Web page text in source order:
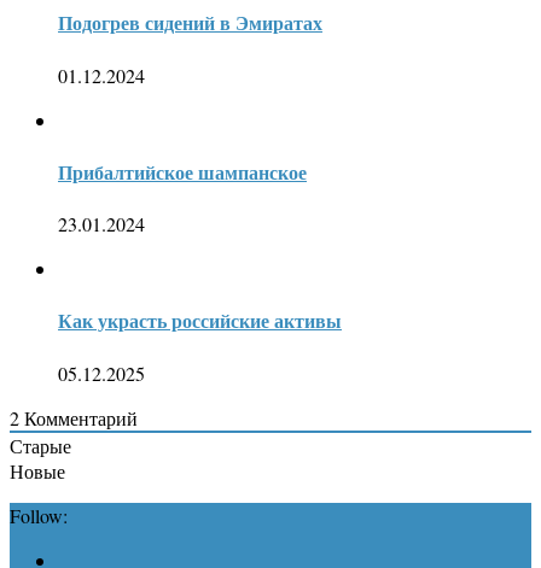
Подогрев сидений в Эмиратах
01.12.2024
Прибалтийское шампанское
23.01.2024
Как украсть российские активы
05.12.2025
2Комментарий
Старые
Новые
Follow: